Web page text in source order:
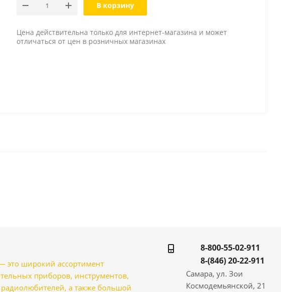
В корзину
Цена действительна только для интернет-магазина и может
отличаться от цен в розничных магазинах
это широкий ассортимент
приборов, инструментов,
а также большой
8-800-55-02-911
8-(846) 20-22-911
Самара, ул. Зои
Космодемьянской, 21